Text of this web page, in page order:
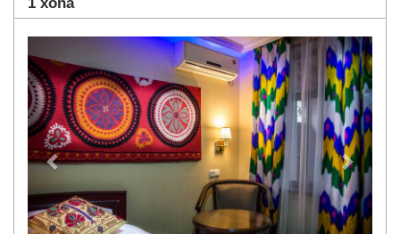
Previous Next